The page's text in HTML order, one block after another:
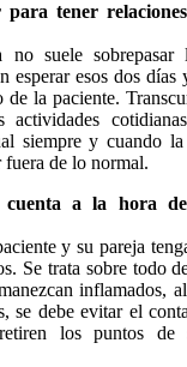
tener relaciones
no suele
esperar esos dos
la paciente.
actividades
siempre y cuando
de lo normal.
a la hora
y su pareja
Se trata sobre todo
inflamados,
se debe evitar el
los puntos de